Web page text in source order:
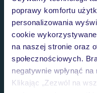
poprawy komfortu
personalizowania
cookie
na naszej stronie oraz
społecznościowych.
negatywnie wpłynąć
Klikając „Zezwól na